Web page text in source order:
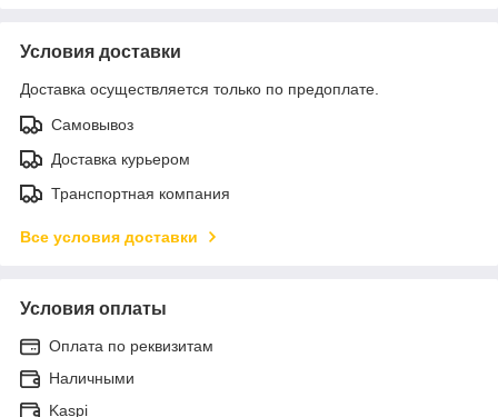
Условия доставки
Доставка осуществляется только по предоплате.
Самовывоз
Доставка курьером
Транспортная компания
Все условия доставки
Условия оплаты
Оплата по реквизитам
Наличными
Kaspi